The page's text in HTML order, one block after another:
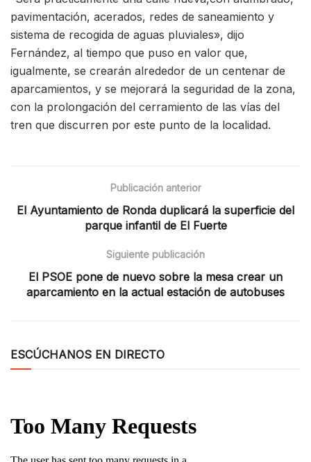
pavimentación, acerados, redes de saneamiento y
sistema de recogida de aguas pluviales», dijo
Fernández, al tiempo que puso en valor que,
igualmente, se crearán alrededor de un centenar de
aparcamientos, y se mejorará la seguridad de la zona,
con la prolongación del cerramiento de las vías del
tren que discurren por este punto de la localidad.
Publicación anterior
El Ayuntamiento de Ronda duplicará la superficie del
parque infantil de El Fuerte
Siguiente publicación
El PSOE pone de nuevo sobre la mesa crear un
aparcamiento en la actual estación de autobuses
ESCÚCHANOS EN DIRECTO